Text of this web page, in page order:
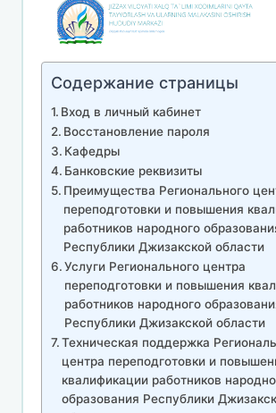
Содержание страницы
Вход в личный кабинет
Восстановление пароля
Кафедры
Банковские реквизиты
Преимущества Регионального
переподготовки и повышения
работников народного
Республики Джизакской области
Услуги Регионального центра
переподготовки и повышения
работников народного
Республики Джизакской области
Техническая поддержка
центра переподготовки и
квалификации работников
образования Республики